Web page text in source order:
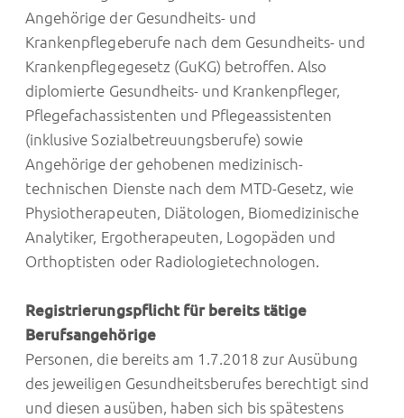
Angehörige der Gesundheits- und
Krankenpflegeberufe nach dem Gesundheits- und
Krankenpflegegesetz (GuKG) betroffen. Also
diplomierte Gesundheits- und Krankenpfleger,
Pflegefachassistenten und Pflegeassistenten
(inklusive Sozialbetreuungsberufe) sowie
Angehörige der gehobenen medizinisch-
technischen Dienste nach dem MTD-Gesetz, wie
Physiotherapeuten, Diätologen, Biomedizinische
Analytiker, Ergotherapeuten, Logopäden und
Orthoptisten oder Radiologietechnologen.
Registrierungspflicht für bereits tätige
Berufsangehörige
Personen, die bereits am 1.7.2018 zur Ausübung
des jeweiligen Gesundheitsberufes berechtigt sind
und diesen ausüben, haben sich bis spätestens